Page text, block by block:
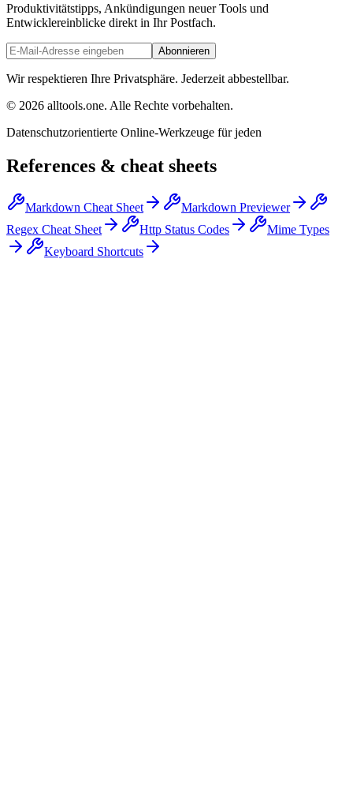
Produktivitätstipps, Ankündigungen neuer Tools und
Entwicklereinblicke direkt in Ihr Postfach.
Abonnieren
Wir respektieren Ihre Privatsphäre. Jederzeit abbestellbar.
© 2026 alltools.one. Alle Rechte vorbehalten.
Datenschutzorientierte Online-Werkzeuge für jeden
References & cheat sheets
Markdown Cheat Sheet
Markdown Previewer
Regex Cheat Sheet
Http Status Codes
Mime Types
Keyboard Shortcuts